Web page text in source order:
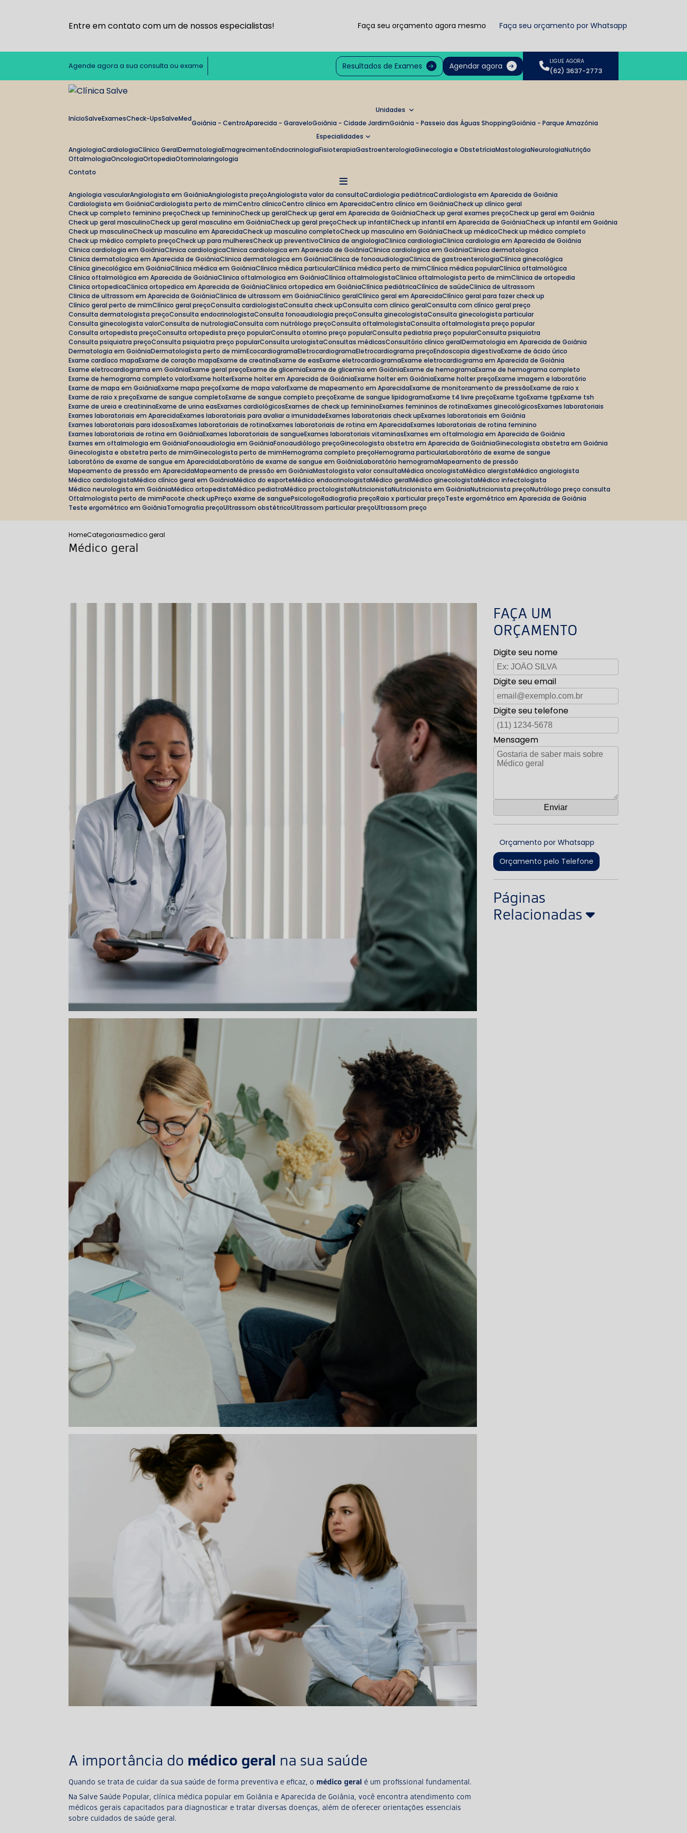
Entre em contato com um de nossos especialistas! Faça seu orçamento agora mesmo Faça seu orçamento por Whatsapp
Agende agora a sua consulta ou exame Resultados de Exames Agendar agora LIGUE AGORA
(62) 3637-2773
Início Salve Exames Check-Ups SalveMed
Unidades
Goiânia - Centro Aparecida - Garavelo Goiânia - Cidade Jardim Goiânia - Passeio das Águas Shopping Goiânia - Parque Amazônia
Especialidades
Angiologia Cardiologia Clínico Geral Dermatologia Emagrecimento Endocrinologia Fisioterapia Gastroenterologia Ginecologia e Obstetrícia Mastologia Neurologia Nutrição
Oftalmologia Oncologia Ortopedia
Otorrinolaringologia
Contato
Angiologia vascular Angiologista em Goiânia Angiologista preço Angiologista valor da consulta Cardiologia pediátrica Cardiologista em Aparecida de Goiânia
Cardiologista em Goiânia Cardiologista perto de mim Centro clínico Centro clínico em Aparecida Centro clínico em Goiânia Check up clínico geral
Check up completo feminino preço Check up feminino Check up geral Check up geral em Aparecida de Goiânia Check up geral exames preço Check up geral em Goiânia
Check up geral masculino Check up geral masculino em Goiânia Check up geral preço Check up infantil Check up infantil em Aparecida de Goiânia Check up infantil em Goiânia
Check up masculino Check up masculino em Aparecida Check up masculino completo Check up masculino em Goiânia Check up médico Check up médico completo
Check up médico completo preço Check up para mulheres Check up preventivo Clinica de angiologia Clinica cardiologia Clinica cardiologia em Aparecida de Goiânia
Clinica cardiologia em Goiânia Clinica cardiologica Clinica cardiologica em Aparecida de Goiânia Clinica cardiologica em Goiânia Clinica dermatologica
Clinica dermatologica em Aparecida de Goiânia Clinica dermatologica em Goiânia Clínica de fonoaudiologia Clinica de gastroenterologia Clínica ginecológica
Clínica ginecológica em Goiânia Clínica médica em Goiânia Clínica médica particular Clínica médica perto de mim Clínica médica popular Clínica oftalmológica
Clínica oftalmológica em Aparecida de Goiânia Clinica oftalmologica em Goiânia Clínica oftalmologista Clinica oftalmologista perto de mim Clinica de ortopedia
Clinica ortopedica Clinica ortopedica em Aparecida de Goiânia Clinica ortopedica em Goiânia Clínica pediátrica Clínica de saúde Clinica de ultrassom
Clinica de ultrassom em Aparecida de Goiânia Clinica de ultrassom em Goiânia Clínico geral Clínico geral em Aparecida Clínico geral para fazer check up
Clínico geral perto de mim Clínico geral preço Consulta cardiologista Consulta check up Consulta com clínico geral Consulta com clínico geral preço
Consulta dermatologista preço Consulta endocrinologista Consulta fonoaudiologia preço Consulta ginecologista Consulta ginecologista particular
Consulta ginecologista valor Consulta de nutrologia Consulta com nutrólogo preço Consulta oftalmologista Consulta oftalmologista preço popular
Consulta ortopedista preço Consulta ortopedista preço popular Consulta otorrino preço popular Consulta pediatria preço popular Consulta psiquiatra
Consulta psiquiatra preço Consulta psiquiatra preço popular Consulta urologista Consultas médicas Consultório clínico geral Dermatologia em Aparecida de Goiânia
Dermatologia em Goiânia Dermatologista perto de mim Ecocardiograma Eletrocardiograma Eletrocardiograma preço Endoscopia digestiva Exame de ácido úrico
Exame cardíaco mapa Exame de coração mapa Exame de creatina Exame de eas Exame eletrocardiograma Exame eletrocardiograma em Aparecida de Goiânia
Exame eletrocardiograma em Goiânia Exame geral preço Exame de glicemia Exame de glicemia em Goiânia Exame de hemograma Exame de hemograma completo
Exame de hemograma completo valor Exame holter Exame holter em Aparecida de Goiânia Exame holter em Goiânia Exame holter preço Exame imagem e laboratório
Exame de mapa em Goiânia Exame mapa preço Exame de mapa valor Exame de mapeamento em Aparecida Exame de monitoramento de pressão Exame de raio x
Exame de raio x preço Exame de sangue completo Exame de sangue completo preço Exame de sangue lipidograma Exame t4 livre preço Exame tgo Exame tgp Exame tsh
Exame de ureia e creatinina Exame de urina eas Exames cardiológicos Exames de check up feminino Exames femininos de rotina Exames ginecológicos Exames laboratoriais
Exames laboratoriais em Aparecida Exames laboratoriais para avaliar a imunidade Exames laboratoriais check up Exames laboratoriais em Goiânia
Exames laboratoriais para idosos Exames laboratoriais de rotina Exames laboratoriais de rotina em Aparecida Exames laboratoriais de rotina feminino
Exames laboratoriais de rotina em Goiânia Exames laboratoriais de sangue Exames laboratoriais vitaminas Exames em oftalmologia em Aparecida de Goiânia
Exames em oftalmologia em Goiânia Fonoaudiologia em Goiânia Fonoaudiólogo preço Ginecologista obstetra em Aparecida de Goiânia Ginecologista obstetra em Goiânia
Ginecologista e obstetra perto de mim Ginecologista perto de mim Hemograma completo preço Hemograma particular Laboratório de exame de sangue
Laboratório de exame de sangue em Aparecida Laboratório de exame de sangue em Goiânia Laboratório hemograma Mapeamento de pressão
Mapeamento de pressão em Aparecida Mapeamento de pressão em Goiânia Mastologista valor consulta Médica oncologista Médico alergista Médico angiologista
Médico cardiologista Médico clínico geral em Goiânia Médico do esporte Médico endocrinologista Médico geral Médico ginecologista Médico infectologista
Médico neurologista em Goiânia Médico ortopedista Médico pediatra Médico proctologista Nutricionista Nutricionista em Goiânia Nutricionista preço Nutrólogo preço consulta
Oftalmologista perto de mim Pacote check up Preço exame de sangue Psicologo Radiografia preço Raio x particular preço Teste ergométrico em Aparecida de Goiânia
Teste ergométrico em Goiânia Tomografia preço Ultrassom obstétrico Ultrassom particular preço Ultrassom preço
HomeCategoriasmedico geral
Médico geral
A importância do médico geral na sua saúde
Quando se trata de cuidar da sua saúde de forma preventiva e eficaz, omédico geral é um profissional fundamental.
Na Salve Saúde Popular, clínica médica popular em Goiânia e Aparecida de Goiânia, você encontra atendimento com
médicos gerais capacitados para diagnosticar e tratar diversas doenças, além de oferecer orientações essenciais
sobre cuidados de saúde geral.
FAÇA UM
ORÇAMENTO
Digite seu nome
Digite seu email
Digite seu telefone
Mensagem
Orçamento por Whatsapp
Orçamento pelo Telefone
Páginas
Relacionadas